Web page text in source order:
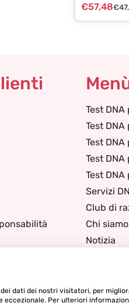
€57,48€
Test DNA
Test
Test
Test
Test
Servizi
Club di
Chi siamo
Notizia
dati dei nostri visitatori, per
eccezionale. Per ulteriori